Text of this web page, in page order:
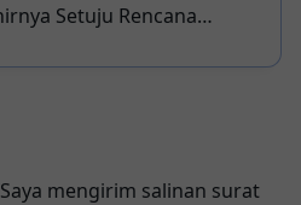
Setuju Rencana
mengirim salinan surat